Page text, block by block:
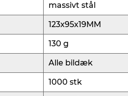
massivt stål
123x95x19MM
130 g
Alle bildæk
1000 stk